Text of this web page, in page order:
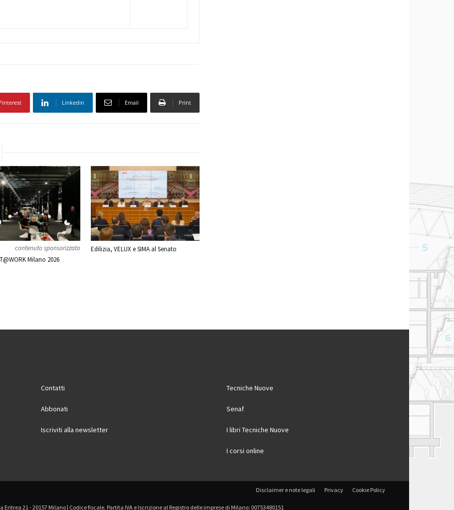
Linkedin Email Print
contenuto sponsorizzato
Milano 2026
Edilizia, VELUX e SIMA al Senato
Contatti
Abbonati
Iscriviti alla newsletter
Tecniche Nuove
Senaf
I libri Tecniche Nuove
I corsi online
Disclaimer e note legali Privacy Cookie Policy
21 - 20157 Milano | Codice fiscale, Partita IVA e Iscrizione al Registro delle imprese di Milano: 00753480151